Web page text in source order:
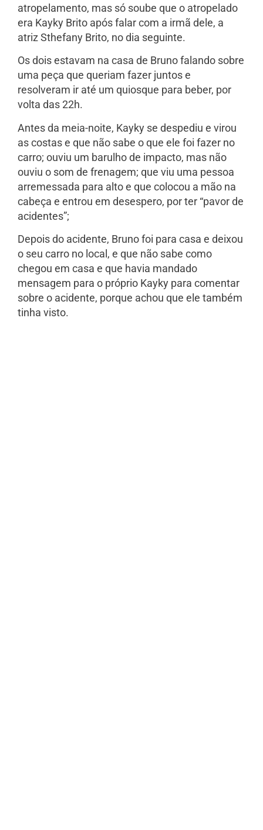
atropelamento, mas só soube que o atropelado
era Kayky Brito após falar com a irmã dele, a
atriz Sthefany Brito, no dia seguinte.
Os dois estavam na casa de Bruno falando sobre
uma peça que queriam fazer juntos e
resolveram ir até um quiosque para beber, por
volta das 22h.
Antes da meia-noite, Kayky se despediu e virou
as costas e que não sabe o que ele foi fazer no
carro; ouviu um barulho de impacto, mas não
ouviu o som de frenagem; que viu uma pessoa
arremessada para alto e que colocou a mão na
cabeça e entrou em desespero, por ter “pavor de
acidentes”;
Depois do acidente, Bruno foi para casa e deixou
o seu carro no local, e que não sabe como
chegou em casa e que havia mandado
mensagem para o próprio Kayky para comentar
sobre o acidente, porque achou que ele também
tinha visto.